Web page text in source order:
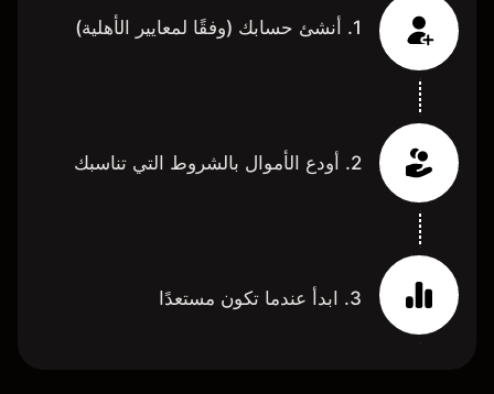
1. أنشئ حسابك (وفقًا لمعايير الأهلية)
2. أودع الأموال بالشروط التي تناسبك
3. ابدأ عندما تكون مستعدًا